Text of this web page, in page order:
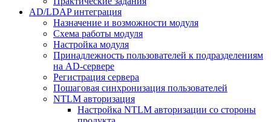
AD/LDAP интеграция
Назначение и возможности модуля
Схема работы модуля
Настройка модуля
Принадлежность пользователей к подразделениям
на AD-сервере
Регистрация сервера
Пошаговая синхронизация пользователей
NTLM авторизация
Настройка NTLM авторизации со стороны